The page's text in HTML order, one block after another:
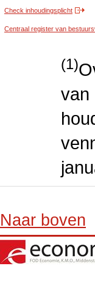
Check inhoudingsplicht
Centraal register van
(1)
van
Naar boven